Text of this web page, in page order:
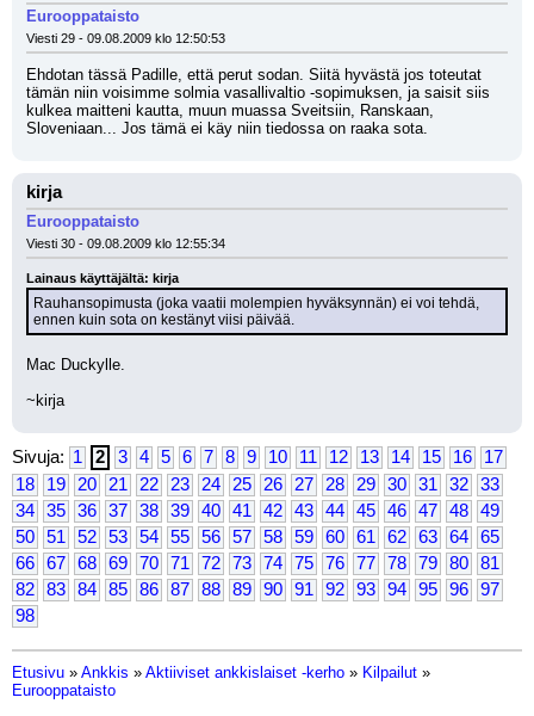
Eurooppataisto
Viesti 29 - 09.08.2009 klo 12:50:53
Ehdotan tässä Padille, että perut sodan. Siitä hyvästä jos toteutat
tämän niin voisimme solmia vasallivaltio -sopimuksen, ja saisit siis
kulkea maitteni kautta, muun muassa Sveitsiin, Ranskaan,
Sloveniaan... Jos tämä ei käy niin tiedossa on raaka sota.
kirja
Eurooppataisto
Viesti 30 - 09.08.2009 klo 12:55:34
Lainaus käyttäjältä: kirja
Rauhansopimusta (joka vaatii molempien hyväksynnän) ei voi tehdä,
ennen kuin sota on kestänyt viisi päivää.
Mac Duckylle.
~kirja
Sivuja: 1 2 3 4 5 6 7 8 9 10 11 12 13 14 15 16
17
18
19 20 21 22 23 24 25 26 27 28 29 30 31 32
33
34
35 36 37 38 39 40 41 42 43 44 45 46 47 48
49
50
51 52 53 54 55 56 57 58 59 60 61 62 63 64
65
66
67 68 69 70 71 72 73 74 75 76 77 78 79 80
81
82
83 84 85 86 87 88 89 90 91 92 93 94 95 96
97
98
Etusivu » Ankkis » Aktiiviset ankkislaiset -kerho » Kilpailut »
Eurooppataisto